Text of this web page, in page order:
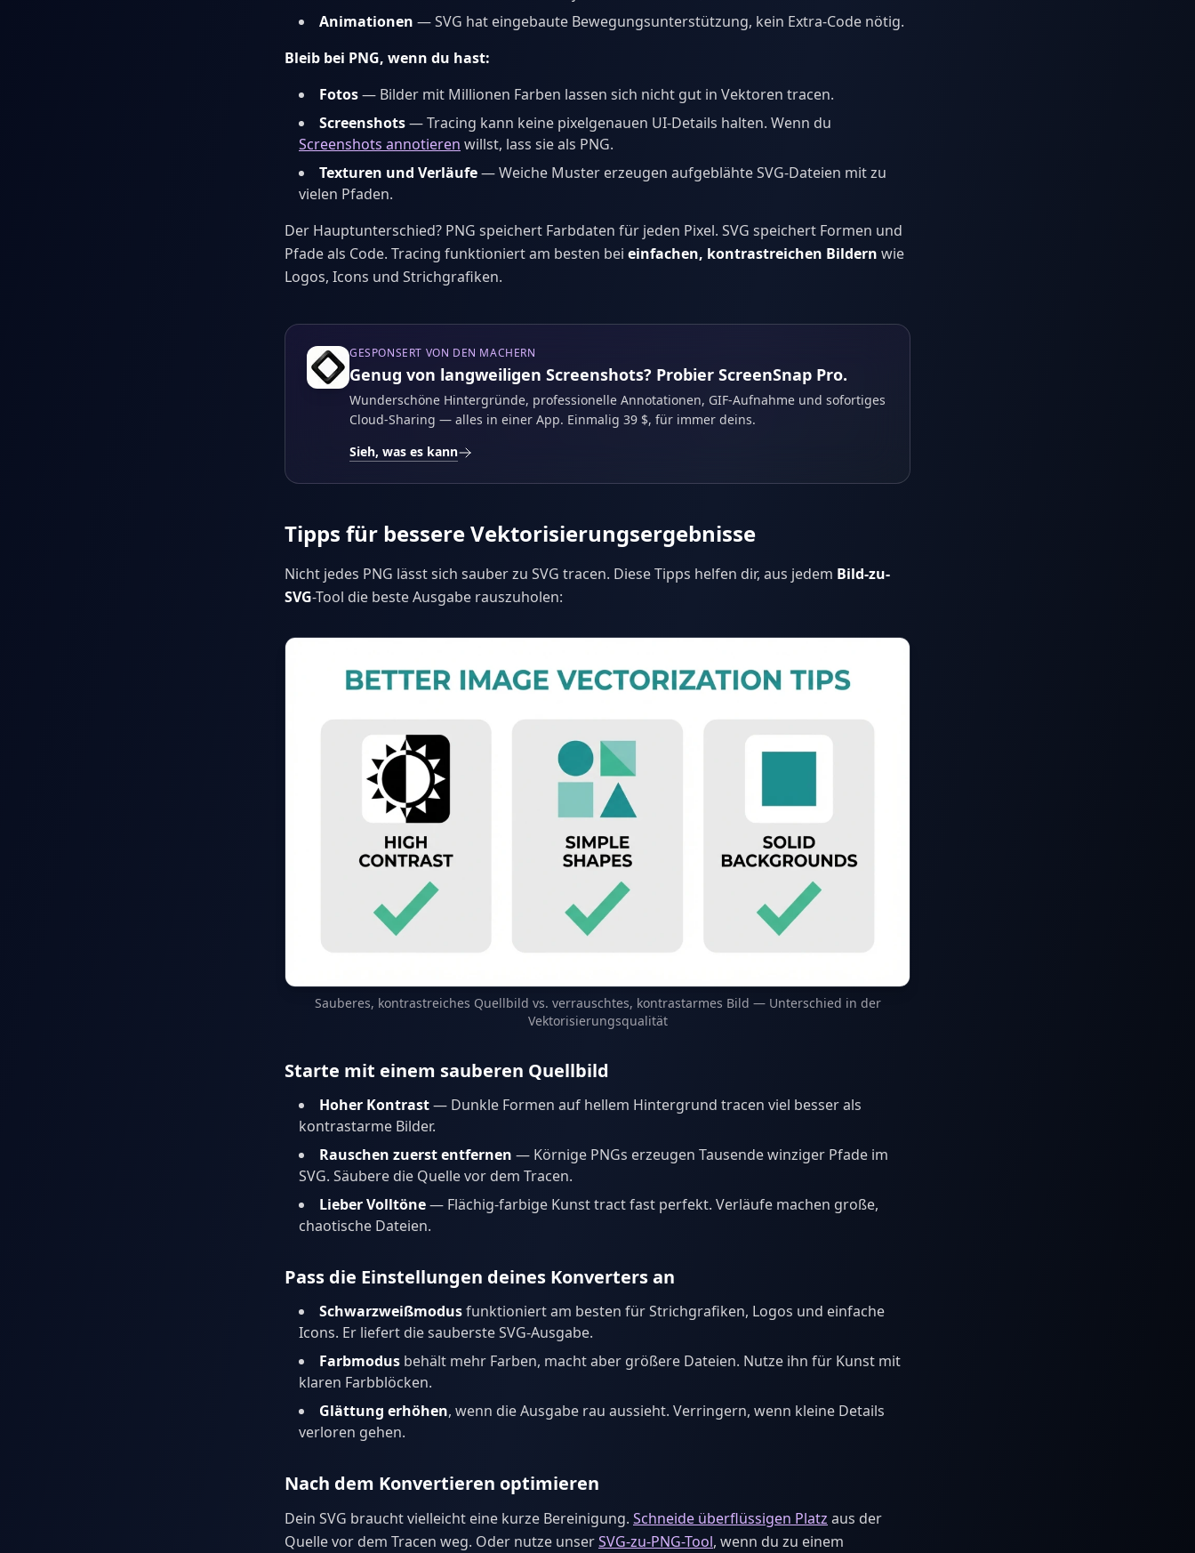
Animationen — SVG hat eingebaute Bewegungsunterstützung, kein Extra-Code nötig.
Bleib bei PNG, wenn du hast:
Fotos— Bilder mit Millionen Farben lassen sich nicht gut in Vektoren tracen.
Screenshots— Tracing kann keine pixelgenauen UI-Details halten. Wenn du
Screenshots annotieren willst, lass sie als PNG.
Texturen und Verläufe— Weiche Muster erzeugen aufgeblähte SVG-Dateien mit zu
vielen Pfaden.
Der Hauptunterschied? PNG speichert Farbdaten für jeden Pixel. SVG speichert Formen und
Pfade als Code. Tracing funktioniert am besten bei einfachen, kontrastreichen Bildern wie
Logos, Icons und Strichgrafiken.
GESPONSERT VON DEN MACHERN
Genug von langweiligen Screenshots? Probier ScreenSnap Pro.
Wunderschöne Hintergründe, professionelle Annotationen, GIF-Aufnahme und sofortiges
Cloud-Sharing — alles in einer App. Einmalig 39 $, für immer deins.
Sieh, was es kann
Tipps für bessere Vektorisierungsergebnisse
Nicht jedes PNG lässt sich sauber zu SVG tracen. Diese Tipps helfen dir, aus jedem Bild-zu-
SVG-Tool die beste Ausgabe rauszuholen:
Sauberes, kontrastreiches Quellbild vs. verrauschtes, kontrastarmes Bild — Unterschied in der
Vektorisierungsqualität
Starte mit einem sauberen Quellbild
Hoher Kontrast— Dunkle Formen auf hellem Hintergrund tracen viel besser als
kontrastarme Bilder.
Rauschen zuerst entfernen — Körnige PNGs erzeugen Tausende winziger Pfade im
SVG. Säubere die Quelle vor dem Tracen.
Lieber Volltöne— Flächig-farbige Kunst tract fast perfekt. Verläufe machen große,
chaotische Dateien.
Pass die Einstellungen deines Konverters an
Schwarzweißmodusfunktioniert am besten für Strichgrafiken, Logos und einfache
Icons. Er liefert die sauberste SVG-Ausgabe.
Farbmodus behält mehr Farben, macht aber größere Dateien. Nutze ihn für Kunst mit
klaren Farbblöcken.
Glättung erhöhen, wenn die Ausgabe rau aussieht. Verringern, wenn kleine Details
verloren gehen.
Nach dem Konvertieren optimieren
Dein SVG braucht vielleicht eine kurze Bereinigung. Schneide überflüssigen Platz aus der
Quelle vor dem Tracen weg. Oder nutze unserSVG-zu-PNG-Tool, wenn du zu einem